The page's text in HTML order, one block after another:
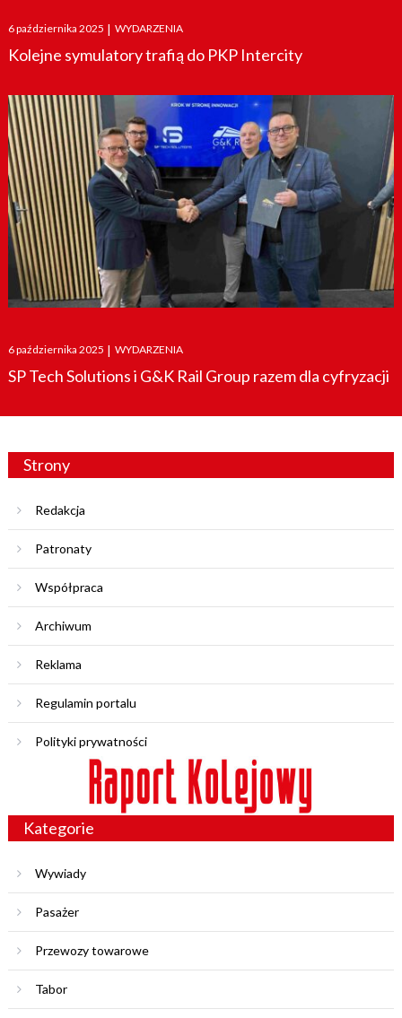
Posted
on
6 października 2025 | WYDARZENIA
Kolejne symulatory trafią do PKP Intercity
Posted
on
6 października 2025 | WYDARZENIA
SP Tech Solutions i G&K Rail Group razem dla cyfryzacji
Strony
Redakcja
Patronaty
Współpraca
Archiwum
Reklama
Regulamin portalu
Polityki prywatności
Kategorie
Wywiady
Pasażer
Przewozy towarowe
Tabor